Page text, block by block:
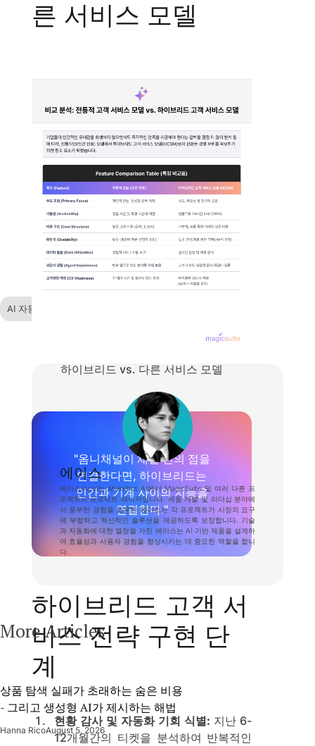
른 서비스 모델
하이브리드 vs. 다른 서비스 모델
"옴니채널이 채널 간의 점을
연결한다면, 하이브리드는
인간과 기계 사이의 지능을
연결한다."
하이브리드 고객 서
비스 전략 구현 단
계
현황 감사 및 자동화 기회 식별: 지난 6-
12개월간의 티켓을 분석하여 반복적인
AI 자동화
에이스
에이스(Ace)는 Makebot AI에서 MagicSuite 및 여러 다른 프
로젝트의 프로덕트 매니저입니다. 제품 개발 및 리더십 분야에
서 풍부한 경험을 보유한 에이스는 각 프로젝트가 시장의 요구
에 부합하고 혁신적인 솔루션을 제공하도록 보장합니다. 기술
과 자동화에 대한 열정을 가진 에이스는 AI 기반 제품을 설계하
여 효율성과 사용자 경험을 향상시키는 데 중요한 역할을 합니
다.
More Articles
상품 탐색 실패가 초래하는 숨은 비용
- 그리고 생성형 AI가 제시하는 해법
Hanna RicoAugust 5, 2026